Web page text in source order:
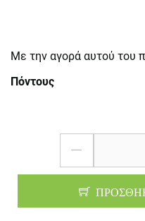
Με την αγορά αυτού του
Πόντους